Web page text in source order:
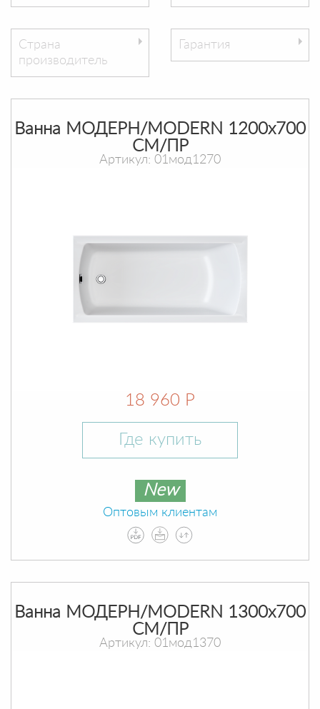
Страна
производитель
Гарантия
Ванна МОДЕРН/MODERN 1200х700
СМ/ПР
Артикул: 01мод1270
18 960 Р
Где купить
New
Оптовым клиентам
Ванна МОДЕРН/MODERN 1300х700
СМ/ПР
Артикул: 01мод1370